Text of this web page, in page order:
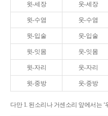
윗-세장 웃-세장
윗-수염 웃-수염
윗-입술 웃-입술
윗-잇몸 웃-잇몸
윗-자리 웃-자리
윗-중방 웃-중방
다만 1. 된소리나 거센소리 앞에서는